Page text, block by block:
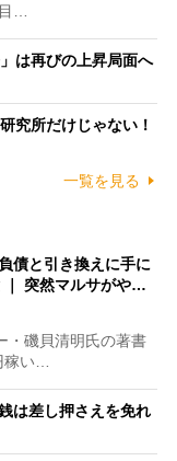
…
は再びの上昇局面へ
究所だけじゃない！
一覧を見る
債と引き換えに手に
｜ 突然マルサがや…
・磯貝清明氏の著書
稼い…
は差し押さえを免れ